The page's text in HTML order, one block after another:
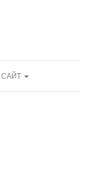
САЙТ